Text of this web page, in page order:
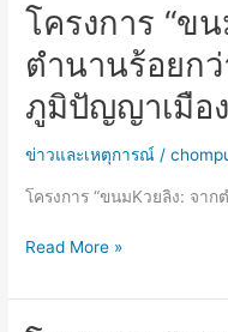
โครงการ “ข
ตำนานร้อยก
ภูมิปัญญาเมือ
ข่าวและเหตุการณ์ /
โครงการ “ขนมKวยลิง: จา
โครงการ
“ขนมKว
ยลิง:
จาก
ตำนาน
ร้อย
ปี
คุณค่า
เมือง
Read More »